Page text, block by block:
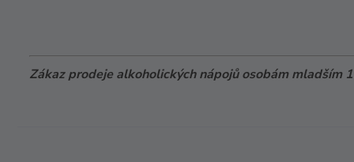
Zákaz prodeje alkoholických nápojů osobám mladším